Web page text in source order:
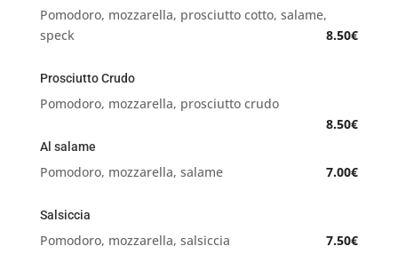
Pomodoro, mozzarella, prosciutto cotto, salame,
speck
8.50€
Prosciutto Crudo
Pomodoro, mozzarella, prosciutto crudo
8.50€
Al salame
Pomodoro, mozzarella, salame 7.00€
Salsiccia
Pomodoro, mozzarella, salsiccia 7.50€